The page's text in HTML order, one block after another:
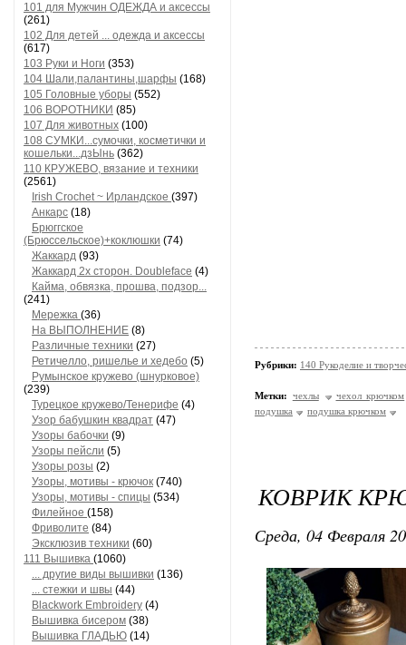
101 для Мужчин ОДЕЖДА и аксессы
(261)
102 Для детей ... одежда и аксессы
(617)
103 Руки и Ноги (353)
104 Шали,палантины,шарфы (168)
105 Головные уборы (552)
106 ВОРОТНИКИ (85)
107 Для животных (100)
108 СУМКИ...сумочки, косметички и
кошельки...дзЫнь (362)
110 КРУЖЕВО, вязание и техники
(2561)
Irish Crochet ~ Ирландское (397)
Анкарс (18)
Брюггское
(Брюссельское)+коклюшки (74)
Жаккард (93)
Жаккард 2х сторон. Doubleface (4)
Кайма, обвязка, прошва, подзор...
(241)
Мережка (36)
На ВЫПОЛНЕНИЕ (8)
Различные техники (27)
Ретичелло, ришелье и хедебо (5)
Румынское кружево (шнурковое)
(239)
Турецкое кружево/Тенерифе (4)
Узор бабушкин квадрат (47)
Узоры бабочки (9)
Узоры пейсли (5)
Узоры розы (2)
Узоры, мотивы - крючок (740)
Узоры, мотивы - спицы (534)
Филейное (158)
Фриволите (84)
Эксклюзив техники (60)
111 Вышивка (1060)
... другие виды вышивки (136)
... стежки и швы (44)
Blackwork Embroidery (4)
Вышивка бисером (38)
Вышивка ГЛАДЬЮ (14)
Рубрики: 140 Рукоделие и
Метки: чехлы
чехол крючком
подушка
подушка крючком
КОВРИК
Среда, 04 Февраля